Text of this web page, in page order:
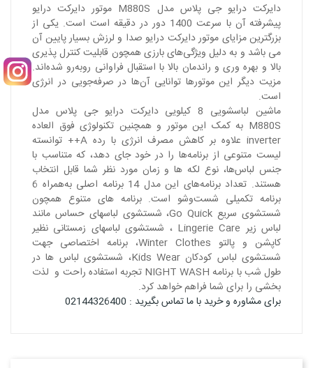
دایرکت درایو جی پلاس مدل M880S موتور دایرکت درایو
پیشرفته آن با سرعت 1400 دور در دقیقه است است. یکی از
بزرگترین مزایای موتور دایرکت درایو صدا و لرزش بسیار پایین آن
می باشد و به دلیل ویژگی‌های بارزی همچون قابلیت کنترل‌ پذیری
بالا و بهره‌‌ وری و راندمان بالا با استقبال فراوانی روبه‌رو شده‌اند.
مزیت دیگر این موتورها توانایی آن‌ها در صرفه‌جویی در انرژی
است.
ماشین لباسشویی 8 کیلویی دایرکت درایو جی پلاس مدل
M880S به کمک این موتور و همچنین تکنولوژی فوق العاده
inverter علاوه بر کاهش مصرف انرژی با رده A++ توانسته
لیست متنوعی از برنامه‌ها را در خود جای دهد، که متناسب با
جنس لباس‌ها، نوع لکه ها و زمان مورد نظر شما قابل انتخاب
هستند. تعداد برنامه‌های این مدل 14 برنامه اصلی به‌همراه 6
برنامه تکمیلی شست‌وشو است. برنامه های متنوع همچون
شستشوی سریع Go Quick، شستشوی لباسهای حساس مانند
لباس زیر Lingerie Care ، شستشوی لباسهای زمستانی نظیر
کاپشن و پالتو Winter Clothes، برنامه اختصاصی جهت
شستشوی لباس کودکان Kids Wear، شستشوی لباس ها در
طول شب با برنامه NIGHT WASH تجربه استفاده راحت و لذت
بخشی را برای شما فراهم خواهد کرد.
برای مشاوره و خرید با ما تماس بگیرید : 02144326400